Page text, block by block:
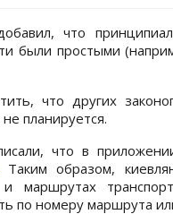
что
были простыми
что других
планируется.
что в
Таким образом,
и маршрутах
по номеру маршрута